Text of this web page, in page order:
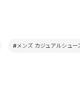
#メンズ カジュアルシュー